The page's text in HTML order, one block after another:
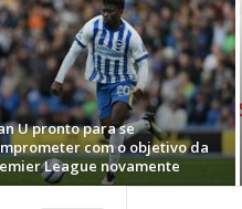
U pronto para se
com o objetivo da
League novamente